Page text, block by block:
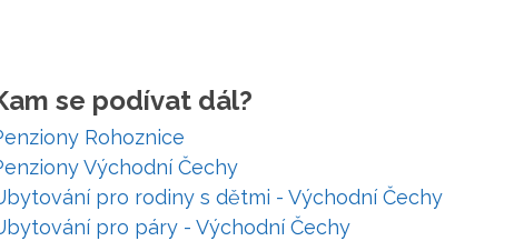
se podívat dál?
Rohoznice
Východní Čechy
pro rodiny s dětmi - Východní Čechy
pro páry - Východní Čechy